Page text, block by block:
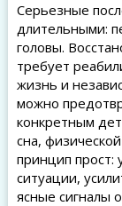
Серьезные
длительными:
головы.
требует
жизнь и
можно
конкретным
сна,
принцип
ситуации,
ясные сигналы